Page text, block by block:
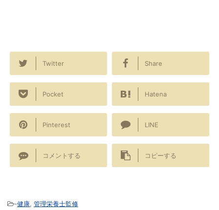
Twitter Share
Pocket Hatena
Pinterest LINE
コメントする コピーする
-健康, 管理栄養士監修